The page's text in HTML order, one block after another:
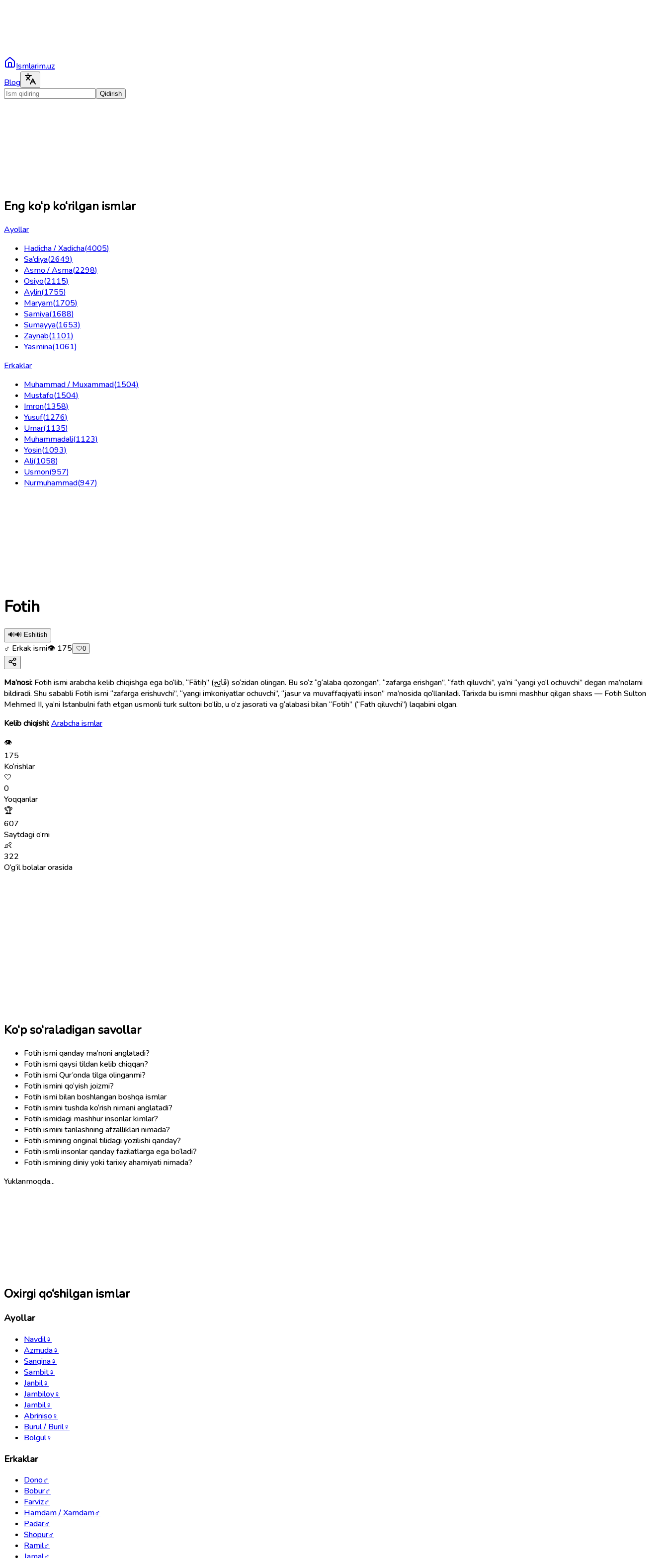
Ismlarim.uz
Blog
Qidirish
Eng ko‘p ko‘rilgan ismlar
Ayollar
Hadicha / Xadicha(4005)
Sa’diya(2649)
Asmo / Asma(2298)
Osiyo(2115)
Aylin(1755)
Maryam(1705)
Samiya(1688)
Sumayya(1653)
Zaynab(1101)
Yasmina(1061)
Erkaklar
Muhammad / Muxammad(1504)
Mustafo(1504)
Imron(1358)
Yusuf(1276)
Umar(1135)
Muhammadali(1123)
Yosin(1093)
Ali(1058)
Usmon(957)
Nurmuhammad(947)
Fotih
🔊🔊 Eshitish
♂ Erkak ismi👁 175 🤍0
Ma’nosi: Fotih ismi arabcha kelib chiqishga ega bo‘lib, “Fātiḥ” (فَاتِح) so‘zidan olingan. Bu so‘z “g‘alaba qozongan”, “zafarga erishgan”, “fath qiluvchi”, ya’ni “yangi yo‘l ochuvchi” degan ma’nolarni
bildiradi. Shu sababli Fotih ismi “zafarga erishuvchi”, “yangi imkoniyatlar ochuvchi”, “jasur va muvaffaqiyatli inson” ma’nosida qo‘llaniladi. Tarixda bu ismni mashhur qilgan shaxs — Fotih Sulton
Mehmed II, ya’ni Istanbulni fath etgan usmonli turk sultoni bo‘lib, u o‘z jasorati va g‘alabasi bilan “Fotih” (“Fath qiluvchi”) laqabini olgan.
Kelib chiqishi:Arabcha ismlar
👁
175
Ko‘rishlar
🤍
0
Yoqqanlar
🏆
607
Saytdagi o‘rni
👶
322
O‘g‘il bolalar orasida
Ko‘p so‘raladigan savollar
Fotih ismi qanday ma’noni anglatadi?
Fotih ismi qaysi tildan kelib chiqqan?
Fotih ismi Qur’onda tilga olinganmi?
Fotih ismini qo‘yish joizmi?
Fotih ismi bilan boshlangan boshqa ismlar
Fotih ismini tushda ko‘rish nimani anglatadi?
Fotih ismidagi mashhur insonlar kimlar?
Fotih ismini tanlashning afzalliklari nimada?
Fotih ismining original tilidagi yozilishi qanday?
Fotih ismli insonlar qanday fazilatlarga ega bo‘ladi?
Fotih ismining diniy yoki tarixiy ahamiyati nimada?
Yuklanmoqda...
Oxirgi qo‘shilgan ismlar
Ayollar
Navdil♀
Azmuda♀
Sangina♀
Sambit♀
Janbil♀
Jambiloy♀
Jambil♀
Abriniso♀
Burul / Buril♀
Bolgul♀
Erkaklar
Dono♂
Bobur♂
Farviz♂
Hamdam / Xamdam♂
Padar♂
Shopur♂
Ramil♂